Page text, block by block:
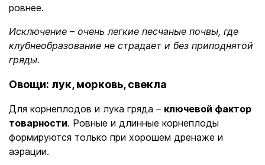
ровнее.
Исключение – очень легкие песчаные почвы, где
клубнеобразование не страдает и без приподнятой
гряды.
Овощи: лук, морковь, свекла
Для корнеплодов и лука гряда – ключевой фактор
товарности. Ровные и длинные корнеплоды
формируются только при хорошем дренаже и
аэрации.